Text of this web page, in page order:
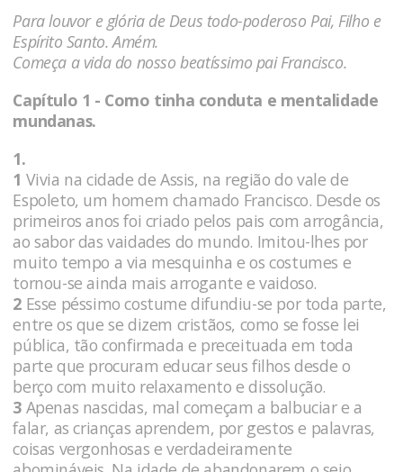
Para louvor e glória de Deus todo-poderoso Pai, Filho e
Espírito Santo. Amém.
Começa a vida do nosso beatíssimo pai Francisco.
Capítulo 1 - Como tinha conduta e mentalidade
mundanas.
1.
1 Vivia na cidade de Assis, na região do vale de
Espoleto, um homem chamado Francisco. Desde os
primeiros anos foi criado pelos pais com arrogância,
ao sabor das vaidades do mundo. Imitou-lhes por
muito tempo a via mesquinha e os costumes e
tornou-se ainda mais arrogante e vaidoso.
2 Esse péssimo costume difundiu-se por toda parte,
entre os que se dizem cristãos, como se fosse lei
pública, tão confirmada e preceituada em toda
parte que procuram educar seus filhos desde o
berço com muito relaxamento e dissolução.
3 Apenas nascidas, mal começam a balbuciar e a
falar, as crianças aprendem, por gestos e palavras,
coisas vergonhosas e verdadeiramente